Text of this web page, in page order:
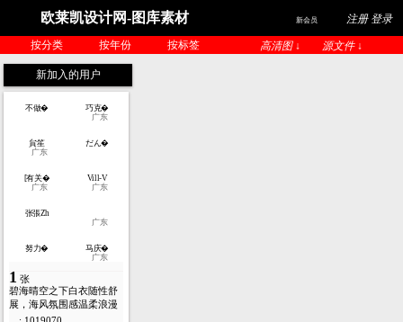
欧莱凯设计网-图库素材 新会员 注册 登录
按分类 按年份 按标签 高清图 ↓ 源文件 ↓
新加入的用户
不做�
巧克�
广东
貟笙
广东
だん�
[有关�
广东
Vill-V
广东
张張Zh
广东
努力�
马庆�
广东
1 张
碧海晴空之下白衣随性舒
展，海风氛围感温柔浪漫